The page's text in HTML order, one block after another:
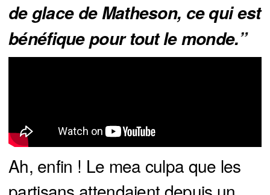
de glace de Matheson, ce qui est
bénéfique pour tout le monde.”
Ah, enfin ! Le mea culpa que les